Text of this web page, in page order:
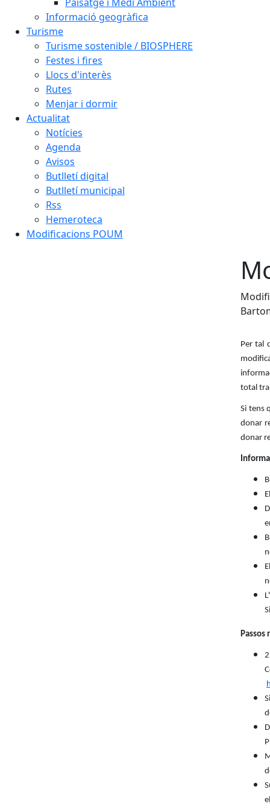
Informació geogràfica
Turisme
Turisme sostenible / BIOSPHERE
Festes i fires
Llocs d'interès
Rutes
Menjar i dormir
Actualitat
Notícies
Agenda
Avisos
Butlletí digital
Butlletí municipal
Rss
Hemeroteca
Modificacions POUM
Per tal
total
Si tens
donar
donar
Passos